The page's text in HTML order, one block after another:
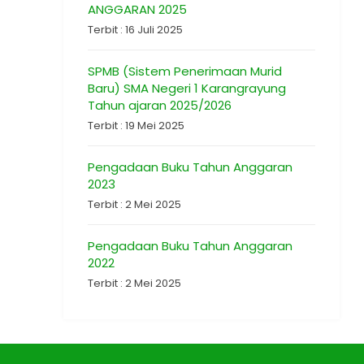
ANGGARAN 2025
Terbit : 16 Juli 2025
SPMB (Sistem Penerimaan Murid
Baru) SMA Negeri 1 Karangrayung
Tahun ajaran 2025/2026
Terbit : 19 Mei 2025
Pengadaan Buku Tahun Anggaran
2023
Terbit : 2 Mei 2025
Pengadaan Buku Tahun Anggaran
2022
Terbit : 2 Mei 2025